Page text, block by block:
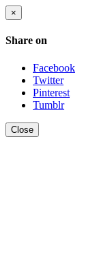
×
Share on
Facebook
Twitter
Pinterest
Tumblr
Close